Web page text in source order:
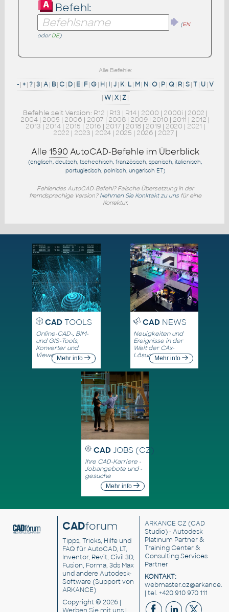
Befehl:
(EN
oder DE)
Alle Befehle:
- |+ | ? |3 |A | B |C | D | E | F |G | H | I |J | K | L | M | N |O | P |Q | R |S |T | U |V
|W |X |Z |
Befehle seit Version: R12 | R13 | R14| 2000 | 2000i | 2002 |
2004 | 2005 | 2006 | 2007 |2008 | 2009 | 2010 | 2011 | 2012|
2013 | 2014| 2015 |2016 | 2017 | 2018| 2019| 2020 | 2021 |
2022 | 2023 | 2024| 2025 | 2026 | 2027 |
Alle 1590 AutoCAD-Befehle im Überblick
(englisch, deutsch, tschechisch, französisch, spanisch, italienisch,
portugiesisch, polnisch, ungarisch ET)
Fehlendes AutoCAD-Befehl? Falsche Übersetzung in der
fremdsprachige Version? Nehmen Sie Konktakt zu unsfür eine
Korrektur.
CADTOOLS
Online-CAD-, BIM-
und GIS-Tools,
Konverter und
ViewerMehr info
CADNEWS
Neuigkeiten und
Ereignisse in der
Welt der CAx-
LösungenMehr info
CAD JOBS (CZ)
Ihre CAD-Karriere -
Jobangebote und -
gesuche
Mehr info
CADforum
Tipps, Tricks, Hilfe und
FAQ für AutoCAD, LT,
Inventor, Revit, Civil 3D,
Fusion, Forma, 3ds Max
und andere Autodesk-
Software (Support von
ARKANCE)
Copyright © 2026 |
ARKANCE CZ (CAD
Studio) - Autodesk
Platinum Partner &
Training Center &
Consulting Services
Partner
KONTAKT:
| tel. +420 910 970 111